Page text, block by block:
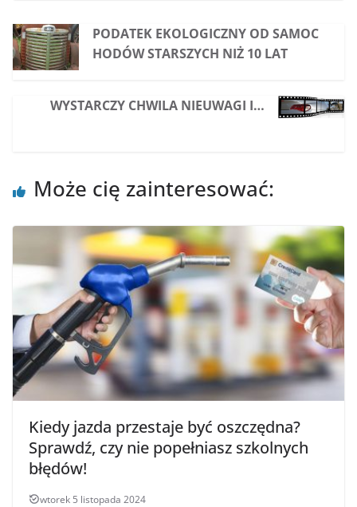
PODATEK EKOLOGICZNY OD SAMOC
HODÓW STARSZYCH NIŻ 10 LAT
WYSTARCZY CHWILA NIEUWAGI I…
Może cię zainteresować:
Kiedy jazda przestaje być oszczędna?
Sprawdź, czy nie popełniasz szkolnych
błędów!
wtorek 5 listopada 2024